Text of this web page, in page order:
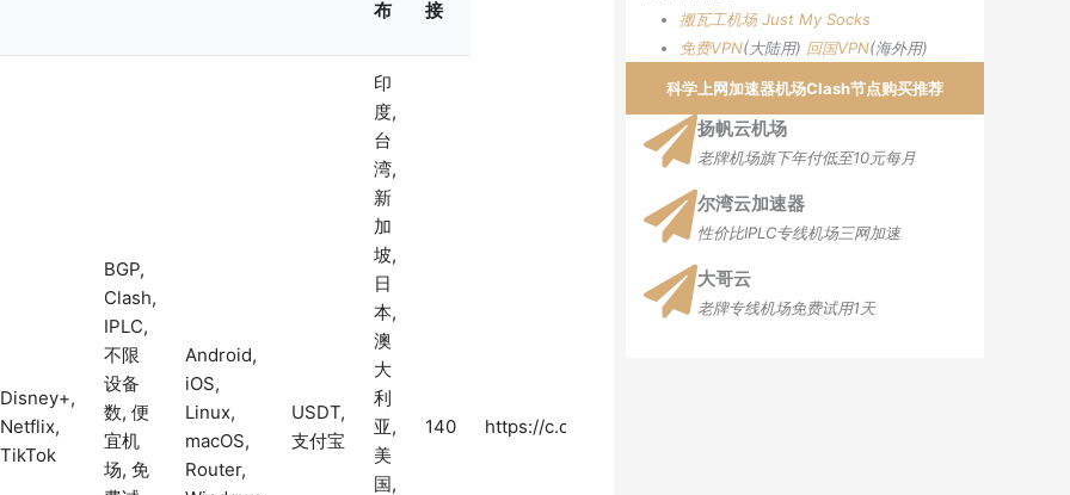
布
接
Disney+,
Netflix,
TikTok
BGP,
Clash,
IPLC,
不限
设备
数, 便
宜机
场, 免
Android,
iOS,
Linux,
macOS,
Router,
USDT,
支付宝
印
度,
台
湾,
新
加
坡,
日
本,
澳
大
利
亚,
美
国,
140 https://c.clashvip.com/goto/web3vpn/
搬瓦工机场 Just My Socks
免费VPN(大陆用) 回国VPN(海外用)
科学上网加速器机场Clash节点购买推荐
扬帆云机场
老牌机场旗下年付低至10元每月
尔湾云加速器
性价比IPLC专线机场三网加速
大哥云
老牌专线机场免费试用1天